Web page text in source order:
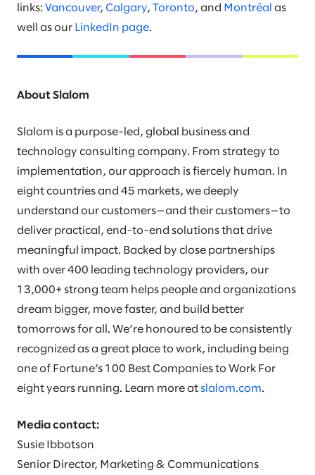
links: Vancouver, Calgary, Toronto, and Montréal as
well as our LinkedIn page.
About Slalom
Slalom is a purpose-led, global business and
technology consulting company. From strategy to
implementation, our approach is fiercely human. In
eight countries and 45 markets, we deeply
understand our customers—and their customers—to
deliver practical, end-to-end solutions that drive
meaningful impact. Backed by close partnerships
with over 400 leading technology providers, our
13,000+ strong team helps people and organizations
dream bigger, move faster, and build better
tomorrows for all. We’re honoured to be consistently
recognized as a great place to work, including being
one of Fortune’s 100 Best Companies to Work For
eight years running. Learn more at slalom.com.
Media contact:
Susie Ibbotson
Senior Director, Marketing & Communications